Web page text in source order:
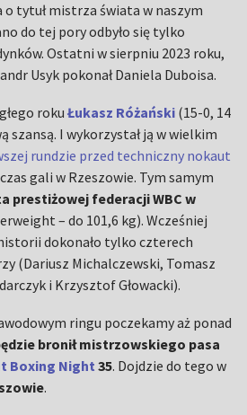
o tytuł mistrza świata w naszym
do tej pory odbyło się tylko
Ostatni w sierpniu 2023 roku,
Usyk pokonał Daniela Duboisa.
rokuŁukasz Różański (15-0, 14
szansą. I wykorzystał ją w wielkim
rundzie przed techniczny nokaut
gali w Rzeszowie. Tym samym
prestiżowej federacji WBC w
– do 101,6 kg). Wcześniej
dokonało tylko czterech
(Dariusz Michalczewski, Tomasz
i Krzysztof Głowacki).
ringu poczekamy aż ponad
bronił mistrzowskiego pasa
Boxing Night 35. Dojdzie do tego w
.